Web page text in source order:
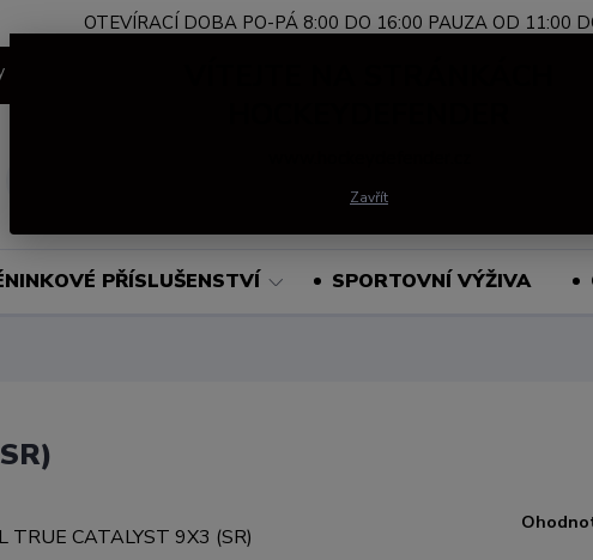
OTEVÍRACÍ DOBA PO-PÁ 8:00 DO 16:00 PAUZA OD 11:00
PŘÍSLUŠENSTVÍ SPORTOVNÍ VÝŽIVA
Zavřít